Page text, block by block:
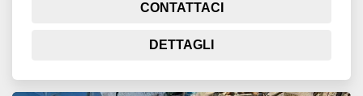
CONTATTACI
DETTAGLI